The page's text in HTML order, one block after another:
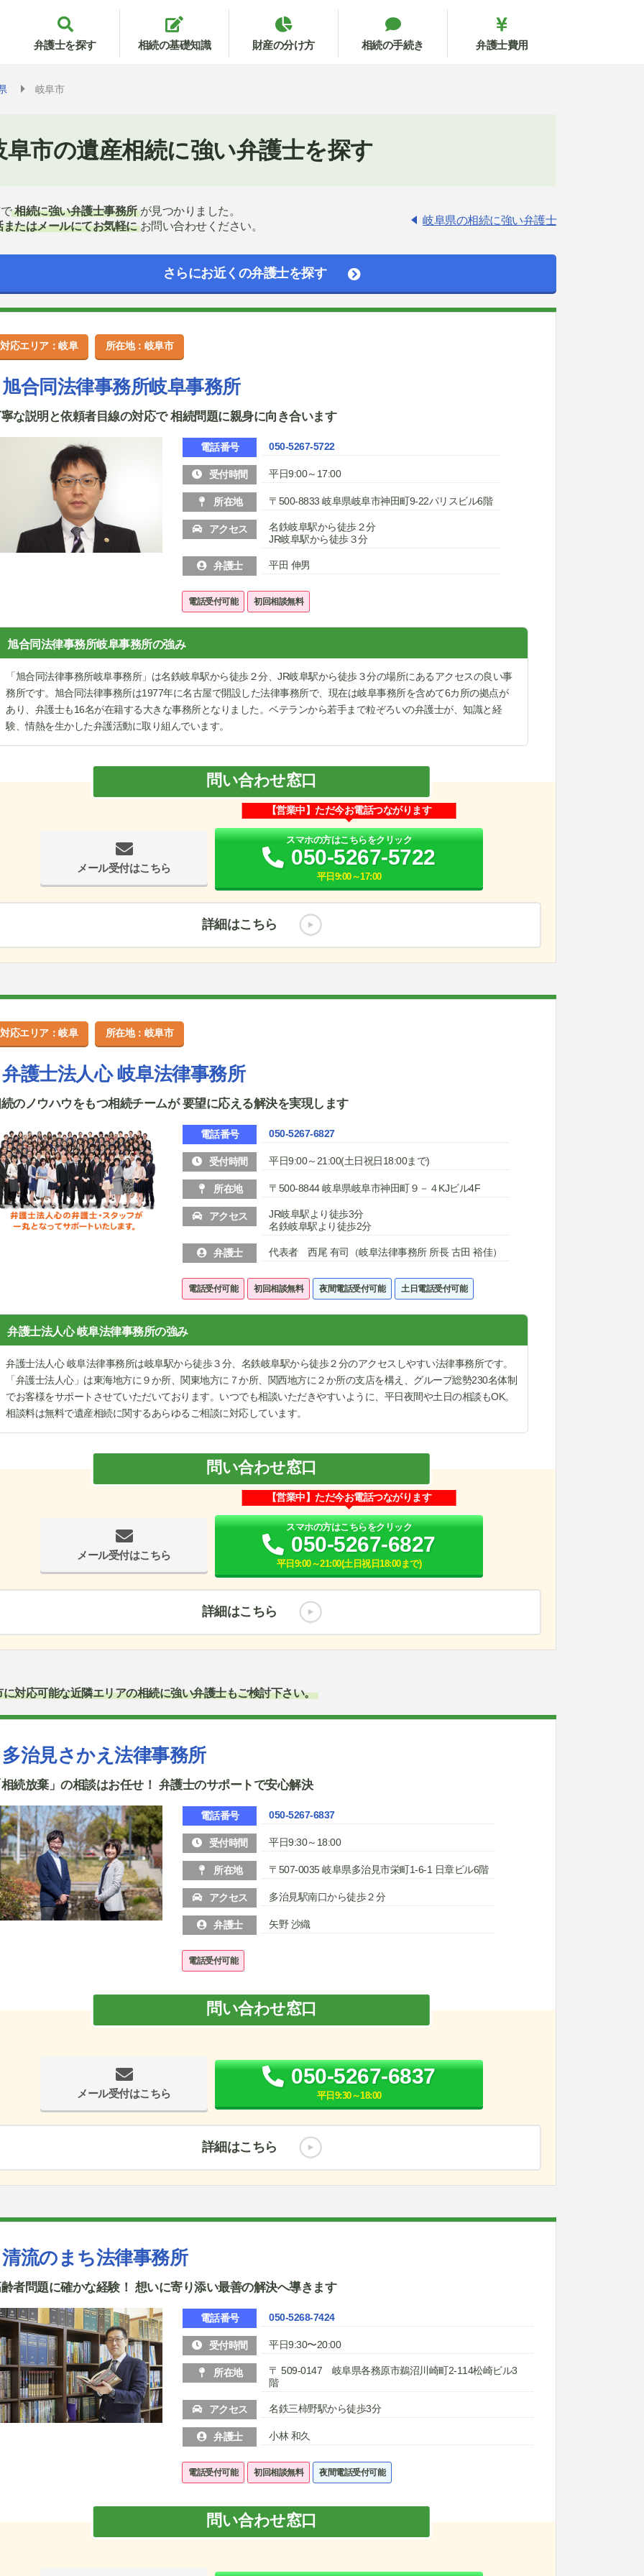
弁護士を探す 相続の基礎知識 財産の分け方 相続の手続き 弁護士費用
岐阜市
阜市の遺産相続に強い弁護士を探す
相続に強い弁護士事務所 が見つかりました。
またはメールにてお気軽に お問い合わせください。 岐阜県の相続に強い弁護士
さらにお近くの弁護士を探す
対応エリア：岐阜 所在地：岐阜市
旭合同法律事務所岐阜事務所
な説明と依頼者目線の対応で 相続問題に親身に向き合います
電話番号 050-5267-5722
受付時間 平日9:00～17:00
所在地 〒500-8833 岐阜県岐阜市神田町9-22パリスビル6階
アクセス
名鉄岐阜駅から徒歩２分
JR岐阜駅から徒歩３分
弁護士 平田 伸男
電話受付可能 初回相談無料
旭合同法律事務所岐阜事務所の強み
「旭合同法律事務所岐阜事務所」は名鉄岐阜駅から徒歩２分、JR岐阜駅から徒歩３分の場所にあるアクセスの良い事
務所です。旭合同法律事務所は1977年に名古屋で開設した法律事務所で、現在は岐阜事務所を含めて6カ所の拠点が
あり、弁護士も16名が在籍する大きな事務所となりました。ベテランから若手まで粒ぞろいの弁護士が、知識と経
験、情熱を生かした弁護活動に取り組んでいます。
問い合わせ窓口
メール受付はこちら
【営業中】ただ今お電話つながります
スマホの方はこちらをクリック
050-5267-5722
平日9:00～17:00
詳細はこちら
対応エリア：岐阜 所在地：岐阜市
弁護士法人心 岐阜法律事務所
のノウハウをもつ相続チームが 要望に応える解決を実現します
電話番号 050-5267-6827
受付時間 平日9:00～21:00(土日祝日18:00まで)
所在地 〒500-8844 岐阜県岐阜市神田町９－４KJビル4F
アクセス
JR岐阜駅より徒歩3分
名鉄岐阜駅より徒歩2分
弁護士 代表者 西尾 有司（岐阜法律事務所 所長 古田 裕佳）
電話受付可能 初回相談無料 夜間電話受付可能 土日電話受付可能
弁護士法人心 岐阜法律事務所の強み
弁護士法人心 岐阜法律事務所は岐阜駅から徒歩３分、名鉄岐阜駅から徒歩２分のアクセスしやすい法律事務所です。
「弁護士法人心」は東海地方に９か所、関東地方に７か所、関西地方に２か所の支店を構え、グループ総勢230名体制
でお客様をサポートさせていただいております。いつでも相談いただきやすいように、平日夜間や土日の相談もOK。
相談料は無料で遺産相続に関するあらゆるご相談に対応しています。
問い合わせ窓口
メール受付はこちら
【営業中】ただ今お電話つながります
スマホの方はこちらをクリック
050-5267-6827
平日9:00～21:00(土日祝日18:00まで)
詳細はこちら
に対応可能な近隣エリアの相続に強い弁護士もご検討下さい。
多治見さかえ法律事務所
続放棄」の相談はお任せ！ 弁護士のサポートで安心解決
電話番号 050-5267-6837
受付時間 平日9:30～18:00
所在地 〒507-0035 岐阜県多治見市栄町1-6-1 日章ビル6階
アクセス 多治見駅南口から徒歩２分
弁護士 矢野 沙織
電話受付可能
問い合わせ窓口
メール受付はこちら
050-5267-6837
平日9:30～18:00
詳細はこちら
清流のまち法律事務所
者問題に確かな経験！ 想いに寄り添い最善の解決へ導きます
電話番号 050-5268-7424
受付時間 平日9:30〜20:00
所在地
〒 509-0147 岐阜県各務原市鵜沼川崎町2-114松崎ビル3
階
アクセス 名鉄三柿野駅から徒歩3分
弁護士 小林 和久
電話受付可能 初回相談無料 夜間電話受付可能
問い合わせ窓口